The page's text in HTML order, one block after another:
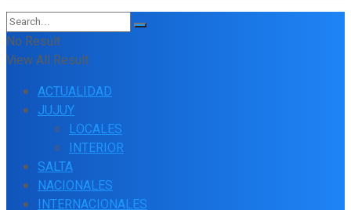
No Result
View All Result
ACTUALIDAD
JUJUY
LOCALES
INTERIOR
SALTA
NACIONALES
INTERNACIONALES